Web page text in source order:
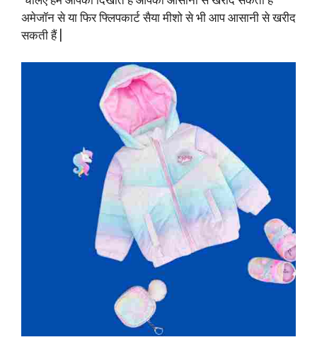
अमेजॉन से या फिर फ्लिपकार्ट सैया मीशो से भी आप आसानी से खरीद
सकती हैं |